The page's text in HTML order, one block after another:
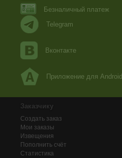
Безналичный платеж
Telegram
Вконтакте
Приложение для Android
Заказчику
Создать заказ
Мои заказы
Извещения
Пополнить счёт
Статистика